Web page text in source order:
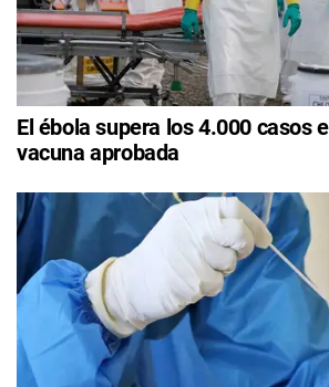
El ébola supera los 4.000 casos
vacuna aprobada